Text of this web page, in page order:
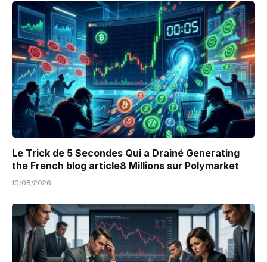
Le Trick de 5 Secondes Qui a Drainé Generating
the French blog article8 Millions sur Polymarket
10/08/2026